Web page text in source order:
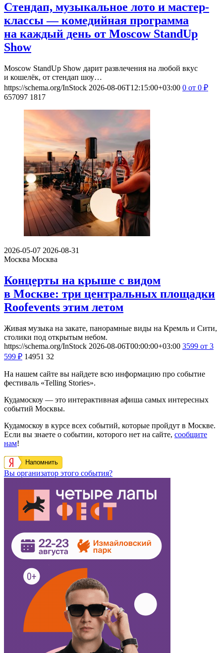
Стендап, музыкальное лото и мастер-
классы — комедийная программа
на каждый день от Moscow StandUp
Show
Moscow StandUp Show дарит развлечения на любой вкус
и кошелёк, от стендап шоу…
https://schema.org/InStock 2026-08-06T12:15:00+03:00 0 от 0 ₽
657097 1817
2026-05-07 2026-08-31
Москва Москва
Концерты на крыше с видом
в Москве: три центральных площадки
Roofevents этим летом
Живая музыка на закате, панорамные виды на Кремль и Сити,
столики под открытым небом.
https://schema.org/InStock 2026-08-06T00:00:00+03:00 3599 от 3
599 ₽ 14951 32
На нашем сайте вы найдете всю информацию про событие
фестиваль «Telling Stories».
Кудамоскоу — это интерактивная афиша самых интересных
событий Москвы.
Кудамоскоу в курсе всех событий, которые пройдут в Москве.
Если вы знаете о событии, которого нет на сайте, сообщите
нам!
Напомнить
Вы организатор этого события?